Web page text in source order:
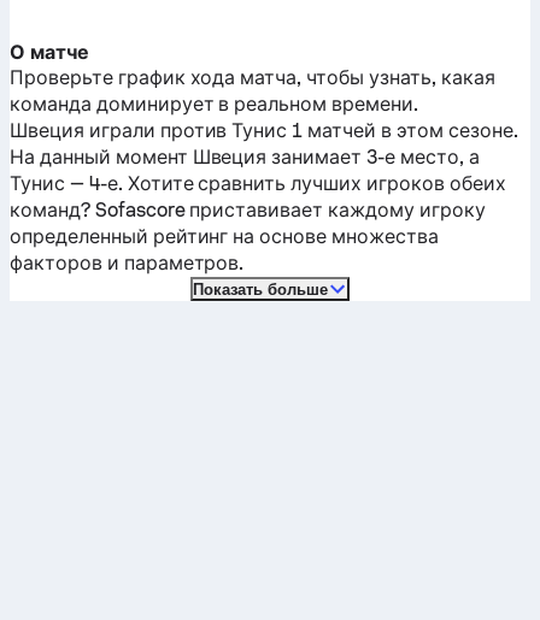
О матче
Проверьте график хода матча, чтобы узнать, какая
команда доминирует в реальном времени.
Швеция играли противТунис 1 матчей в этом сезоне.
На данный момент Швеция занимает 3-е место, а
Тунис — 4-е. Хотите сравнить лучших игроков обеих
команд? Sofascore приставивает каждому игроку
определенный рейтинг на основе множества
факторов и параметров.
Показать больше